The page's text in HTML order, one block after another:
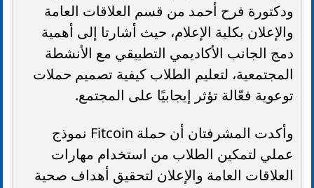
ودكتورة فرح أحمد من قسم العلاقات العامة
والإعلان بكلية الإعلام، حيث أشارتا إلى أهمية
دمج الجانب الأكاديمي التطبيقي مع الأنشطة
المجتمعية، لتعليم الطلاب كيفية تصميم حملات
توعوية فعّالة تؤثر إيجابيًا على المجتمع.
وأكدت المشرفتان أن حملة Fitcoin نموذج
عملي لتمكين الطلاب من استخدام مهارات
العلاقات العامة والإعلان لتحقيق أهداف صحية